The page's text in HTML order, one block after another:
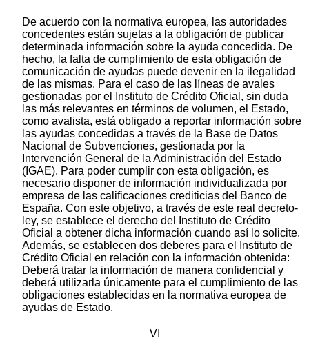
De acuerdo con la normativa europea, las autoridades
concedentes están sujetas a la obligación de publicar
determinada información sobre la ayuda concedida. De
hecho, la falta de cumplimiento de esta obligación de
comunicación de ayudas puede devenir en la ilegalidad
de las mismas. Para el caso de las líneas de avales
gestionadas por el Instituto de Crédito Oficial, sin duda
las más relevantes en términos de volumen, el Estado,
como avalista, está obligado a reportar información sobre
las ayudas concedidas a través de la Base de Datos
Nacional de Subvenciones, gestionada por la
Intervención General de la Administración del Estado
(IGAE). Para poder cumplir con esta obligación, es
necesario disponer de información individualizada por
empresa de las calificaciones crediticias del Banco de
España. Con este objetivo, a través de este real decreto-
ley, se establece el derecho del Instituto de Crédito
Oficial a obtener dicha información cuando así lo solicite.
Además, se establecen dos deberes para el Instituto de
Crédito Oficial en relación con la información obtenida:
Deberá tratar la información de manera confidencial y
deberá utilizarla únicamente para el cumplimiento de las
obligaciones establecidas en la normativa europea de
ayudas de Estado.
VI